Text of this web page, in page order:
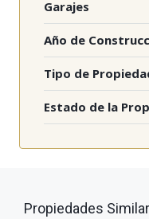
Garajes
Año de
Tipo de
Estado de la
Propiedades